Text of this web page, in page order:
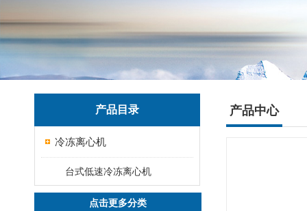
产品目录
冷冻离心机
台式低速冷冻离心机
点击更多分类
产品中心